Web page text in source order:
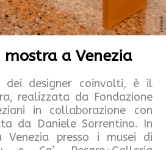
a Venezia
dei designer coinvolti, è il
realizzata da Fondazione
in collaborazione con
da Daniele Sorrentino. In
Venezia presso i musei di